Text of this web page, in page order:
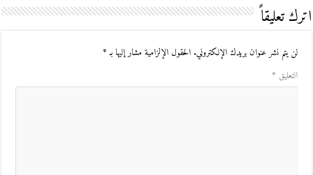
اترك تعليقاً
لن يتم نشر عنوان بريدك الإلكتروني. الحقول الإلزامية مشار إليها بـ*
التعليق *